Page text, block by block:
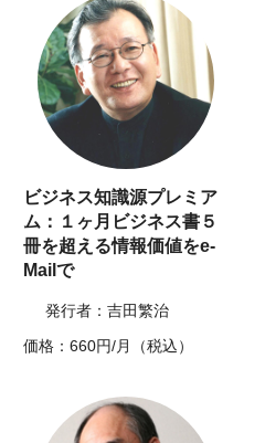
ビジネス知識源プレミア
ム：１ヶ月ビジネス書５
冊を超える情報価値をe-
Mailで
発行者：吉田繁治
価格：660円/月（税込）